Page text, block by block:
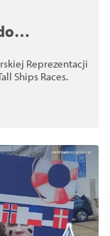
Reprezentacji
Ships Races.